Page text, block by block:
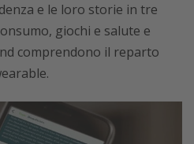
e le loro storie in tre
giochi e salute e
comprendono il reparto